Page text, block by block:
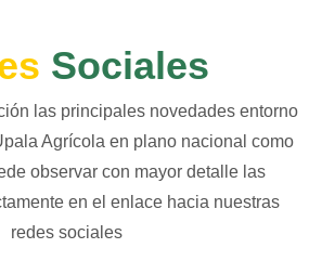
Sociales
las principales novedades entorno
Agrícola en plano nacional como
observar con mayor detalle las
en el enlace hacia nuestras
redes sociales